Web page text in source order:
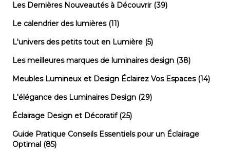
Les Dernières Nouveautés à Découvrir (39)
Le calendrier des lumières (11)
L'univers des petits tout en Lumière (5)
Les meilleures marques de luminaires design (38)
Meubles Lumineux et Design Éclairez Vos Espaces (14)
L'élégance des Luminaires Design (29)
Éclairage Design et Décoratif(25)
Guide Pratique Conseils Essentiels pour un Éclairage
Optimal (85)